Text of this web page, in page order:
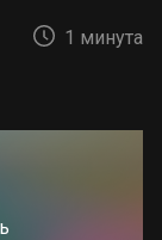
1 минута